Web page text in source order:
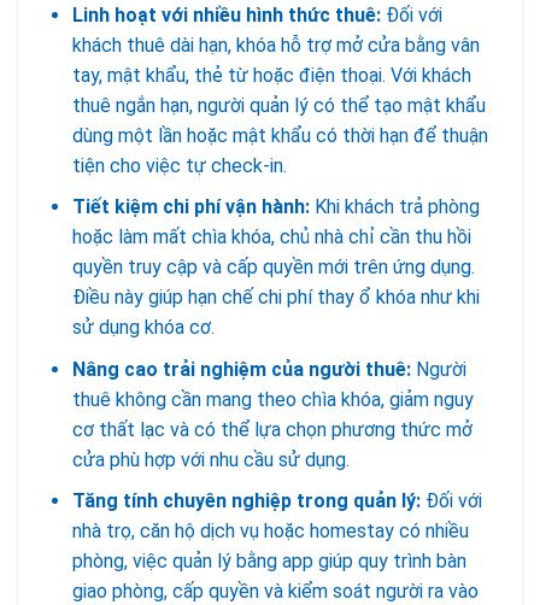
Linh hoạt với nhiều hình thức thuê:Đối với
khách thuê dài hạn, khóa hỗ trợ mở cửa bằng vân
tay, mật khẩu, thẻ từ hoặc điện thoại. Với khách
thuê ngắn hạn, người quản lý có thể tạo mật khẩu
dùng một lần hoặc mật khẩu có thời hạn để thuận
tiện cho việc tự check-in.
Tiết kiệm chi phí vận hành:Khi khách trả phòng
hoặc làm mất chìa khóa, chủ nhà chỉ cần thu hồi
quyền truy cập và cấp quyền mới trên ứng dụng.
Điều này giúp hạn chế chi phí thay ổ khóa như khi
sử dụng khóa cơ.
Nâng cao trải nghiệm của người thuê:Người
thuê không cần mang theo chìa khóa, giảm nguy
cơ thất lạc và có thể lựa chọn phương thức mở
cửa phù hợp với nhu cầu sử dụng.
Tăng tính chuyên nghiệp trong quản lý:Đối với
nhà trọ, căn hộ dịch vụ hoặc homestay có nhiều
phòng, việc quản lý bằng app giúp quy trình bàn
giao phòng, cấp quyền và kiểm soát người ra vào